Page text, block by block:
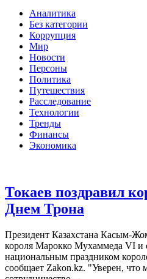
Аналитика
Без категории
Коррупция
Мир
Новости
Персоны
Политика
Путешествия
Расследование
Технологии
Тренды
Финансы
Экономика
Токаев поздравил
Днем Трона
Президент Казахстана Касым-
короля Марокко Мухаммеда VI и
национальным праздником
сообщает Zakon.kz. "Уверен, что